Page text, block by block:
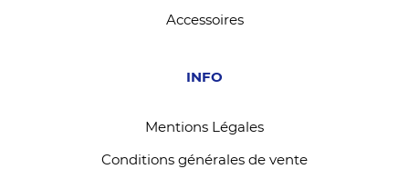
Accessoires
INFO
Mentions Légales
Conditions générales de vente